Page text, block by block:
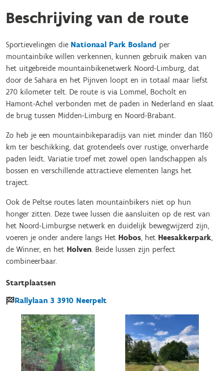
Beschrijving van de route
Sportievelingen die Nationaal Park Bosland per
mountainbike willen verkennen, kunnen gebruik maken van
het uitgebreide mountainbikenetwerk Noord-Limburg, dat
door de Sahara en het Pijnven loopt en in totaal maar liefst
270 kilometer telt. De route is via Lommel, Bocholt en
Hamont-Achel verbonden met de paden in Nederland en slaat
de brug tussen Midden-Limburg en Noord-Brabant.
Zo heb je een mountainbikeparadijs van niet minder dan 1160
km ter beschikking, dat grotendeels over rustige, onverharde
paden leidt. Variatie troef met zowel open landschappen als
bossen en verschillende attractieve elementen langs het
traject.
Ook de Peltse routes laten mountainbikers niet op hun
honger zitten. Deze twee lussen die aansluiten op de rest van
het Noord-Limburgse netwerk en duidelijk bewegwijzerd zijn,
voeren je onder andere langs Het Hobos, het Heesakkerpark,
de Winner, en het Holven. Beide lussen zijn perfect
combineerbaar.
Startplaatsen
Rallylaan 3 3910 Neerpelt